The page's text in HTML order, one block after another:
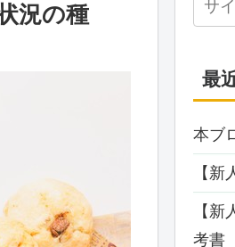
況の種
最
本ブ
【
【
考書